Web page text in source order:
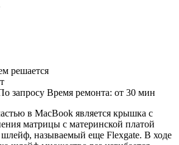
решается
запросу Время ремонта: от 30 мин
в MacBook является крышка с
матрицы с материнской платой
шлейф, называемый еще Flexgate. В ходе